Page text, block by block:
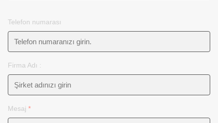
Telefon numarası
Firma Adı :
Mesaj *